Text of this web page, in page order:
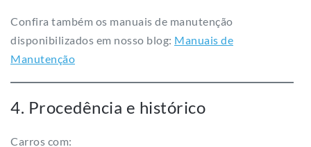
Confira também os manuais de manutenção
disponibilizados em nosso blog: Manuais de
Manutenção
4. Procedência e histórico
Carros com: